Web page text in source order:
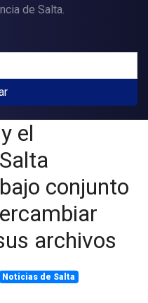
de Salta.
el
conjunto
archivos
Noticias de Salta